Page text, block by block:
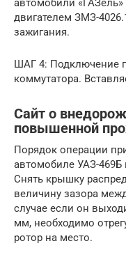
двигателем ЗМЗ-
зажигания.
ШАГ 4: Подключение
коммутатора.
Сайт о
повышенной
Порядок операции
автомобиле УАЗ-
Снять крышку
величину зазора
случае если он
мм, необходимо
ротор на место.